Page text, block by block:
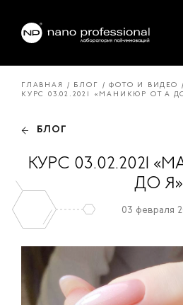
ГЛАВНАЯ БЛОГ
ФОТО И ВИДЕО
КУРС 03.02.2021 «МАНИКЮР ОТ А
БЛОГ
КУРС 03.02.2021
ДО Я»
03 февраля